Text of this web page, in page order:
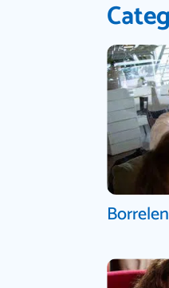
Borrelen